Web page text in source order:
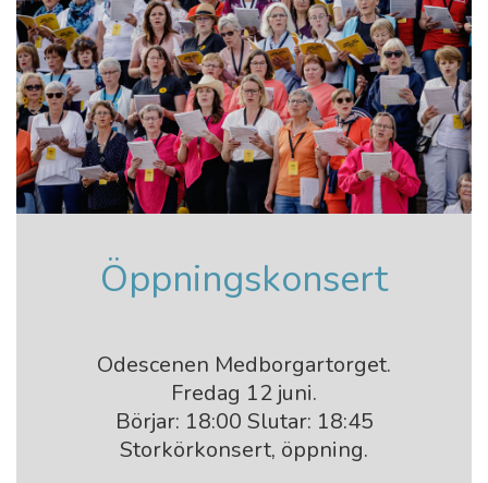
Öppningskonsert
Odescenen Medborgartorget.
Fredag 12 juni.
Börjar: 18:00 Slutar: 18:45
Storkörkonsert, öppning.